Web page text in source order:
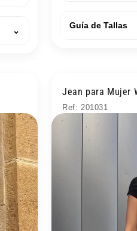
⌄
Guía de Tallas
Jean para Mujer
Ref: 201031